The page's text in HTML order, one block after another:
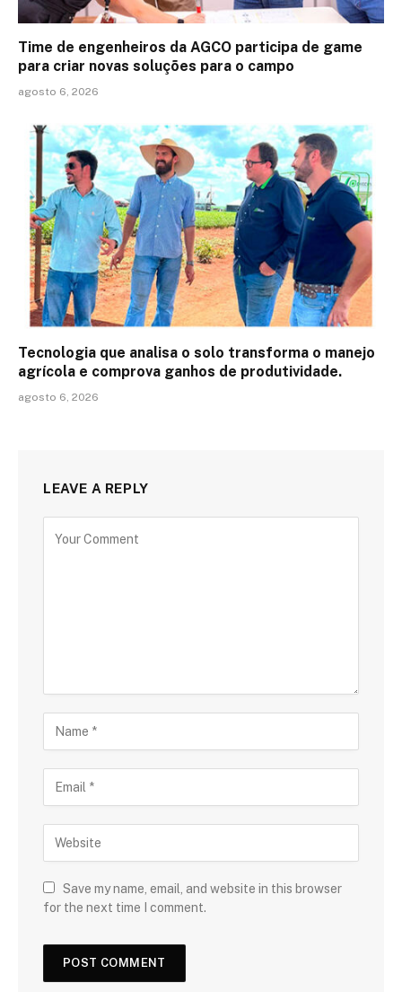
Time de engenheiros da AGCO participa de game
para criar novas soluções para o campo
agosto 6, 2026
Tecnologia que analisa o solo transforma o manejo
agrícola e comprova ganhos de produtividade.
agosto 6, 2026
LEAVE A REPLY
Save my name, email, and website in this browser
for the next time I comment.